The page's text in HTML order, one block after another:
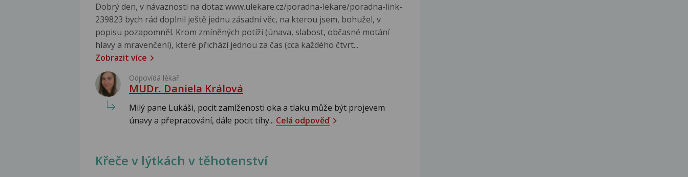
Dobrý den, v návaznosti na dotaz www.ulekare.cz/poradna-lekare/poradna-link-
239823 bych rád doplnil ještě jednu zásadní věc, na kterou jsem, bohužel, v
popisu pozapomněl. Krom zmíněných potíží (únava, slabost, občasné motání
hlavy a mravenčení), které přichází jednou za čas (cca každého čtvrt...
Zobrazit více
Odpovídá lékař:
MUDr. Daniela Králová
Milý pane Lukáši, pocit zamlženosti oka a tlaku může být projevem
únavy a přepracování, dále pocit tíhy... Celá odpověď
Křeče v lýtkách v těhotenství